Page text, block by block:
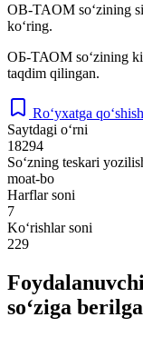
OB-TAOM so‘zining
ko‘ring.
ОБ-ТАОМ so‘zining
taqdim qilingan.
Ro‘yxatga qo‘shish
Saytdagi o‘rni
18294
So‘zning teskari
moat-bo
Harflar soni
7
Ko‘rishlar soni
229
so‘ziga